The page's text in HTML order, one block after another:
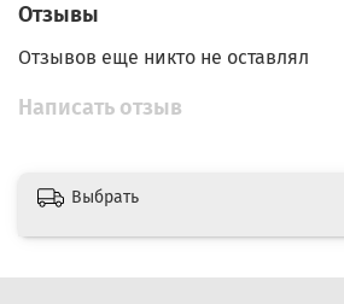
Отзывы
Отзывов еще никто не оставлял
Написать отзыв
Выбрать